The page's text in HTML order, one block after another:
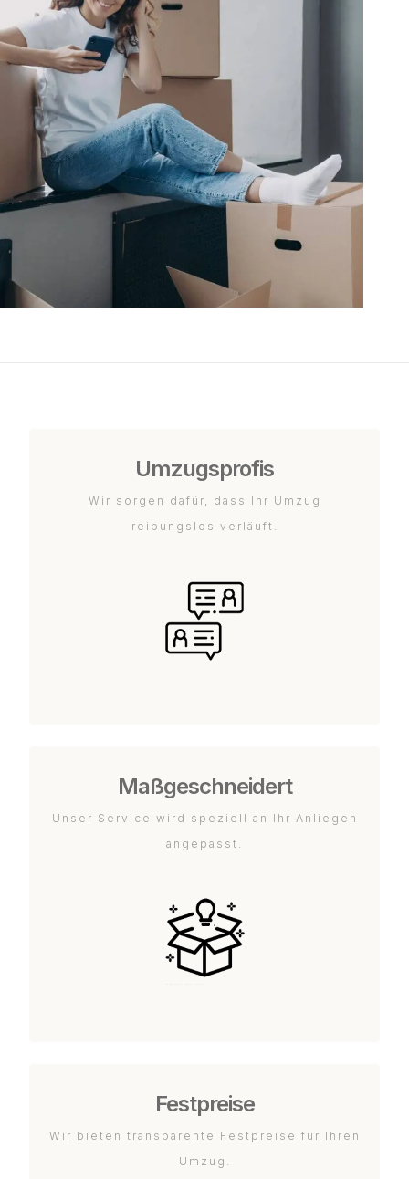
Umzugsprofis
Wir sorgen dafür, dass Ihr Umzug
reibungslos verläuft.
Maßgeschneidert
Unser Service wird speziell an Ihr Anliegen
angepasst.
Festpreise
Wir bieten transparente Festpreise für Ihren
Umzug.